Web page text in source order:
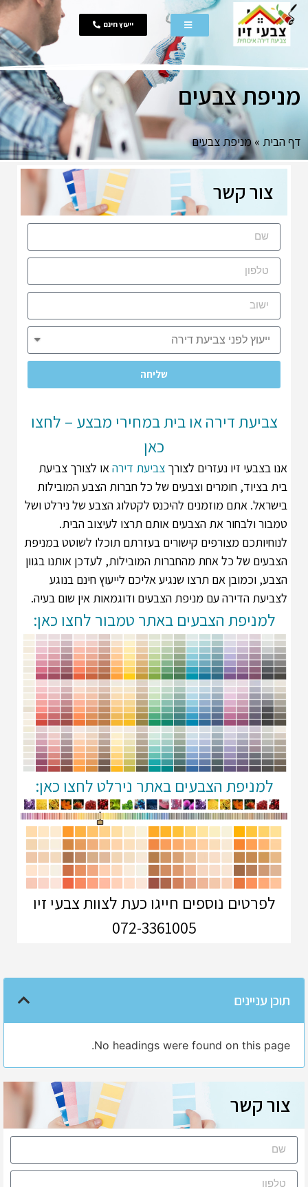
ייעוץ חינם
מניפת צבעים
דף הבית »מניפת צבעים
תוכן עניינים
No headings were found on this page.
צור קשר
צור קשר
שליחה
צביעת דירה או בית במחירי מבצע – לחצו
כאן
אנו בצבעי זיו נעזרים לצורך צביעת דירהאו לצורך צביעת
בית בציוד, חומרים וצבעים של כל חברות הצבע המובילות
בישראל. אתם מוזמנים להיכנס לקטלוג הצבע של נירלט ושל
טמבור ולבחור את הצבעים אותם תרצו לעיצוב הבית.
לנוחיותכם מצורפים קישורים בעזרתם תוכלו לשוטט במניפת
הצבעים של כל אחת מהחברות המובילות, לעדכן אותנו בגוון
הצבע, וכמובן אם תרצו שנגיע אליכם לייעוץ חינם בנוגע
לצביעת הדירה עם מניפת הצבעים ודוגמאות אין שום בעיה.
למניפת הצבעים באתר טמבור לחצו כאן:
למניפת הצבעים באתר נירלט לחצו כאן:
לפרטים נוספים חייגו כעת לצוות צבעי זיו
072-3361005